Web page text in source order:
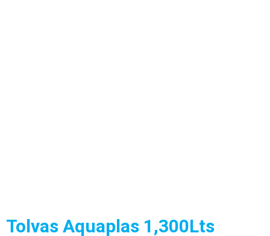
Tolvas Aquaplas 1,300Lts